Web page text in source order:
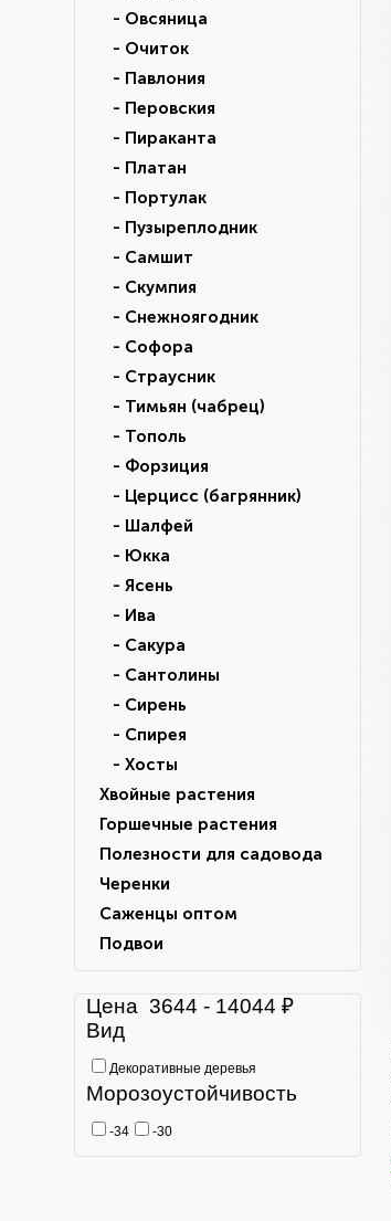
- Овсяница
- Очиток
- Павлония
- Перовския
- Пираканта
- Платан
- Портулак
- Пузыреплодник
- Самшит
- Скумпия
- Снежноягодник
- Софора
- Страусник
- Тимьян (чабрец)
- Тополь
- Форзиция
- Церцисс (багрянник)
- Шалфей
- Юкка
- Ясень
- Ива
- Сакура
- Сантолины
- Сирень
- Спирея
- Хосты
Хвойные растения
Горшечные растения
Полезности для садовода
Черенки
Саженцы оптом
Подвои
Цена 3644 - 14044 ₽
Вид
Декоративные деревья
Морозоустойчивость
-34 -30